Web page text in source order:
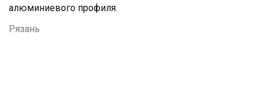
алюминиевого профиля.
Рязань